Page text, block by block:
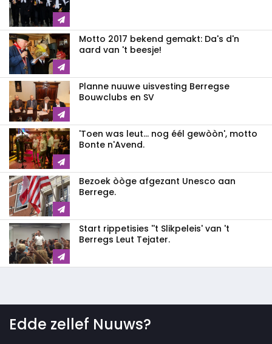
Motto 2017 bekend gemakt: Da's d'n
aard van 't beesje!
Planne nuuwe uisvesting Berregse
Bouwclubs en SV
'Toen was leut... nog éél gewòòn', motto
Bonte n'Avend.
Bezoek òòge afgezant Unesco aan
Berrege.
Start rippetisies ''t Slikpeleis' van 't
Berregs Leut Tejater.
Edde zellef Nuuws?